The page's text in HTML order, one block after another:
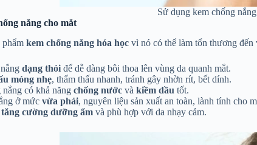
Sử dụng kem chống
nắng cho mắt
phẩm kem chống nắng hóa học vì nó có thể làm tổn thương đến
dạng thỏi để dễ dàng bôi thoa lên vùng da quanh mắt.
mỏng nhẹ, thẩm thấu nhanh, tránh gây nhờn rít, bết dính.
có khả năng chống nước và kiềm dầu tốt.
ở mức vừa phải, nguyên liệu sản xuất an toàn, lành tính cho
tăng cường dưỡng ẩm và phù hợp với da nhạy cảm.